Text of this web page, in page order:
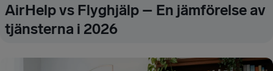
AirHelp vs Flyghjälp – En jämförelse av
tjänsterna i 2026